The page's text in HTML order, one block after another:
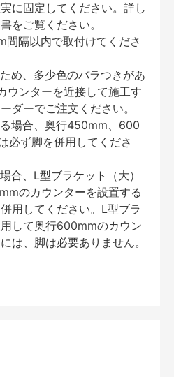
に固定してください。詳し
をご覧ください。
隔以内で取付けてくださ
め、多少色のバラつきがあ
ウンターを近接して施工す
ダーでご注文ください。
場合、奥行450mm、600
必ず脚を併用してくださ
合、L型ブラケット（大）
のカウンターを設置する
用してください。L型ブラ
して奥行600mmのカウン
は、脚は必要ありません。